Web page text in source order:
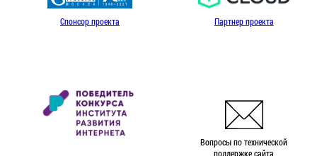
Спонсор проекта Партнер проекта
Вопросы по технической
поддержке сайта